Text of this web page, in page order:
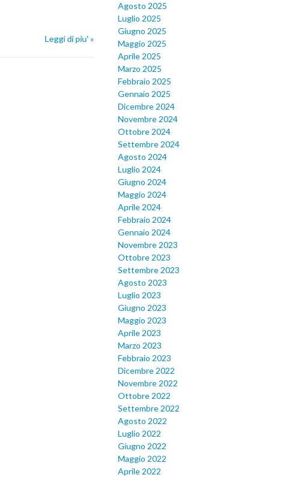
Leggi di piu' »
Agosto 2025
Luglio 2025
Giugno 2025
Maggio 2025
Aprile 2025
Marzo 2025
Febbraio 2025
Gennaio 2025
Dicembre 2024
Novembre 2024
Ottobre 2024
Settembre 2024
Agosto 2024
Luglio 2024
Giugno 2024
Maggio 2024
Aprile 2024
Febbraio 2024
Gennaio 2024
Novembre 2023
Ottobre 2023
Settembre 2023
Agosto 2023
Luglio 2023
Giugno 2023
Maggio 2023
Aprile 2023
Marzo 2023
Febbraio 2023
Dicembre 2022
Novembre 2022
Ottobre 2022
Settembre 2022
Agosto 2022
Luglio 2022
Giugno 2022
Maggio 2022
Aprile 2022